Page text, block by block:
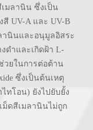
มลานิน ซึ่งเป็น
สี UV-A และ UV-B
านินและอนุมูลอิสระ
ดำและเกิดฝ้า L-
วยในการต่อต้าน
ซึ่งเป็นต้นเหตุ
ไทโอน) ยังไปยับยั้ง
ม็ดสีเมลานินไม่ถูก